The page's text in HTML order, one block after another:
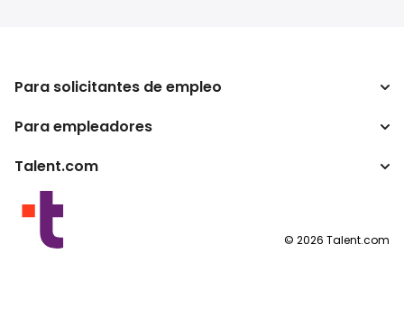
Para solicitantes de empleo
Buscador de trabajo
Conversor de salario
Para empleadores
Empresa
Programas para publishers
Talent.com
Otros países
Condiciones de uso
© 2026 Talent.com